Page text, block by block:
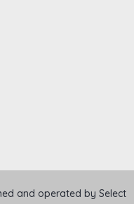
and operated by Select